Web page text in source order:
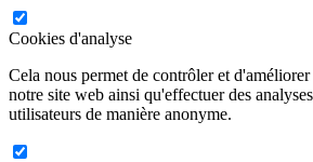
Cookies d'analyse
Cela nous permet de contrôler et
notre site web ainsi qu'effectuer des
utilisateurs de manière anonyme.